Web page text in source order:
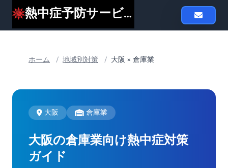
熱中症予防サービスheat119
ホーム / 地域別対策 / 大阪 × 倉庫業
大阪 倉庫業
大阪の倉庫業向け熱中症対策
ガイド